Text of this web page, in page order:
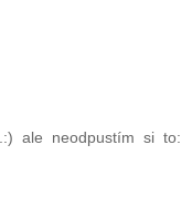
ale neodpustím si to: